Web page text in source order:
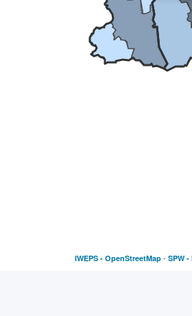
IWEPS -OpenStreetMap -SPW